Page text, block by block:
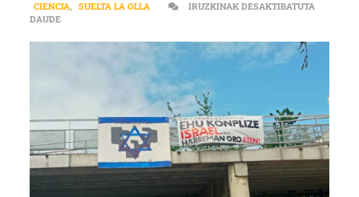
CIENCIA, SUELTA LA OLLA
IRUZKINAK DESAKTIBATUTA
DAUDECIENCIA Y PENSAMIENTO CRÍTICO | POSICIONAMIENTO,